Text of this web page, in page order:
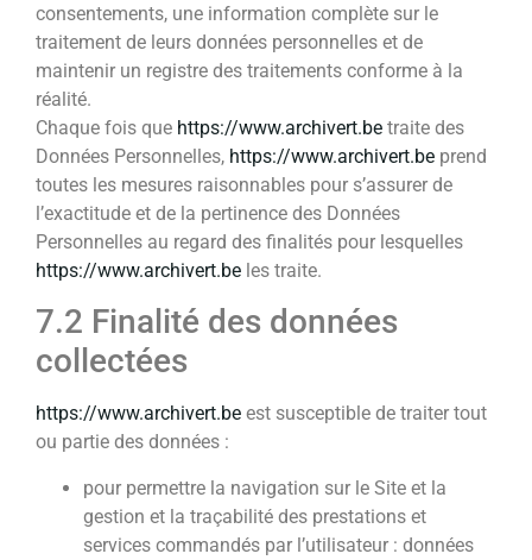
consentements, une information complète sur le
traitement de leurs données personnelles et de
maintenir un registre des traitements conforme à la
réalité.
Chaque fois que https://www.archivert.be traite des
Données Personnelles, https://www.archivert.be prend
toutes les mesures raisonnables pour s’assurer de
l’exactitude et de la pertinence des Données
Personnelles au regard des finalités pour lesquelles
https://www.archivert.be les traite.
7.2 Finalité des données
collectées
https://www.archivert.be est susceptible de traiter tout
ou partie des données :
pour permettre la navigation sur le Site et la
gestion et la traçabilité des prestations et
services commandés par l’utilisateur : données